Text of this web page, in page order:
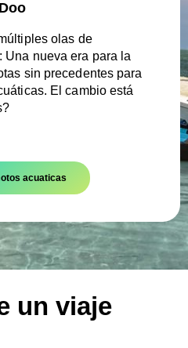
olas de
Una nueva era para la
sin precedentes para
El cambio está
acuaticas
un viaje